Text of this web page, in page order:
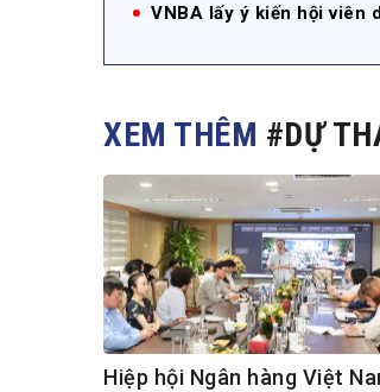
VNBA lấy ý kiến hội viên
XEM THÊM #DỰ
Hiệp hội Ngân hàng Việt